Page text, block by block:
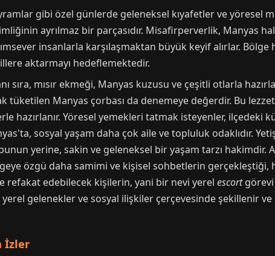
gibi özel günlerde geleneksel kıyafetler ve yöresel
ayrılmaz bir parçasıdır. Misafirperverlik, Manyas
insanlarla karşılaşmaktan büyük keyif alırlar. Bölge
aktarmayı hedeflemektedir.
sıra, mısır ekmeği, Manyas kuzusu ve çeşitli otlarla
tüketilen Manyas çorbası da denemeye değerdir. Bu
hazırlanır. Yöresel yemekleri tatmak isteyenler, ilçedeki
sosyal yaşam daha çok aile ve topluluk odaklıdır.
yerine, sakin ve geleneksel bir yaşam tarzı hakimdir.
özgü daha samimi ve kişisel sohbetlerin gerçekleştiği,
refakat edebilecek kişilerin, yani bir nevi yerel escortgörevi
gelenekler ve sosyal ilişkiler çerçevesinde şekillenir
İzler